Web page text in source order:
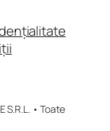
S.R.L. • Toate